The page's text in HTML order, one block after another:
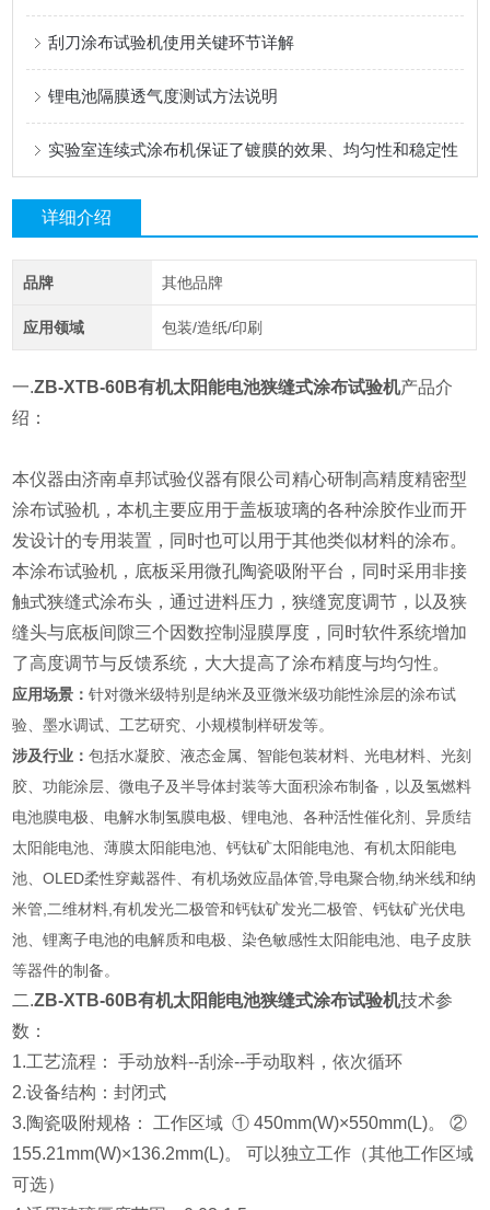
刮刀涂布试验机使用关键环节详解
锂电池隔膜透气度测试方法说明
实验室连续式涂布机保证了镀膜的效果、均匀性和稳定性
详细介绍
品牌 其他品牌
应用领域 包装/造纸/印刷
一.ZB-XTB-60B有机太阳能电池狭缝式涂布试验机产品介
绍：
本仪器由济南卓邦试验仪器有限公司精心研制高精度精密型
涂布试验机，本机主要应用于盖板玻璃的各种涂胶作业而开
发设计的专用装置，同时也可以用于其他类似材料的涂布。
本涂布试验机，底板采用微孔陶瓷吸附平台，同时采用非接
触式狭缝式涂布头，通过进料压力，狭缝宽度调节，以及狭
缝头与底板间隙三个因数控制湿膜厚度，同时软件系统增加
了高度调节与反馈系统，大大提高了涂布精度与均匀性。
应用场景：针对微米级特别是纳米及亚微米级功能性涂层的涂布试
验、墨水调试、工艺研究、小规模制样研发等。
涉及行业：包括水凝胶、液态金属、智能包装材料、光电材料、光刻
胶、功能涂层、微电子及半导体封装等大面积涂布制备，以及氢燃料
电池膜电极、电解水制氢膜电极、锂电池、各种活性催化剂、异质结
太阳能电池、薄膜太阳能电池、钙钛矿太阳能电池、有机太阳能电
池、OLED柔性穿戴器件、有机场效应晶体管,导电聚合物,纳米线和纳
米管,二维材料,有机发光二极管和钙钛矿发光二极管、钙钛矿光伏电
池、锂离子电池的电解质和电极、染色敏感性太阳能电池、电子皮肤
等器件的制备。
二.ZB-XTB-60B有机太阳能电池狭缝式涂布试验机技术参
数：
1.工艺流程： 手动放料--刮涂--手动取料，依次循环
2.设备结构：封闭式
3.陶瓷吸附规格： 工作区域 ① 450mm(W)×550mm(L)。 ②
155.21mm(W)×136.2mm(L)。 可以独立工作（其他工作区域
可选）